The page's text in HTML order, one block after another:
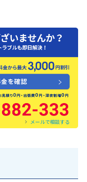
メールで相談する